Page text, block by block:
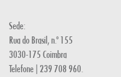
Sede:
Rua do Brasil, n.º 155
3030-175 Coimbra
Telefone | 239 708 960.